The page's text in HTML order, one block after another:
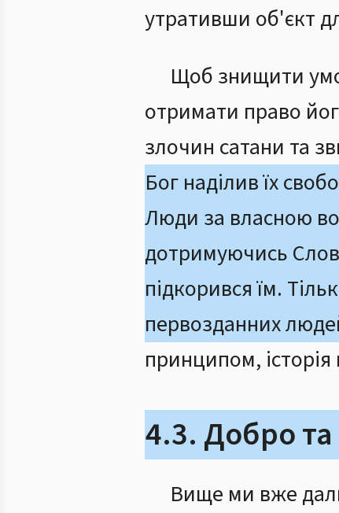
утративши об'єкт
Щоб знищити
отримати право
злочин сатани та
Бог наділив їх
Люди за власною
дотримуючись
підкорився їм.
первозданних
принципом,
4.3. Добро та
Вище ми вже